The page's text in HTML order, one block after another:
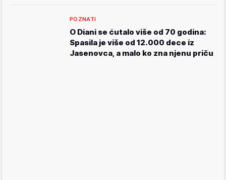
POZNATI
O Diani se ćutalo više od 70 godina:
Spasila je više od 12.000 dece iz
Jasenovca, a malo ko zna njenu priču